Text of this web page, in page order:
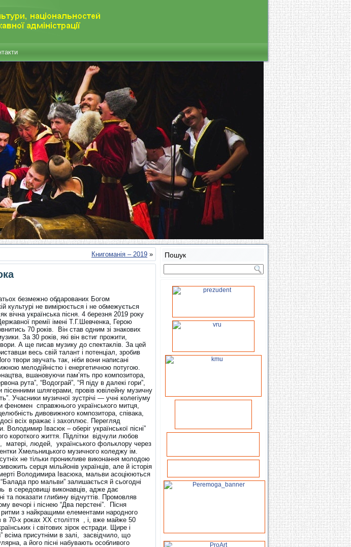
Книгоманія – 2019 »
безмежно обдарованих Богом
культурі не вимірюється і не обмежується
вічна українська пісня. 4 березня 2019 року
премії імені Т.Г.Шевченка, Герою
70 років. Він став одним зі знакових
За 30 років, які він встиг прожити,
А ще писав музику до спектаклів. За цей
весь свій талант і потенціал, зробив
твори звучать так, ніби вони написані
мелодійністю і енергетичною потугою.
вшановуючи пам’ять про композитора,
рута”, “Водограй”, “Я піду в далекі гори”,
пісенними шлягерами, провів ювілейну музичну
Учасники музичної зустрічі — учні колегіуму
справжнього українського митця,
дивовижного композитора, співака,
всіх вражає і захоплює. Перегляд
Володимир Івасюк – оберіг української пісні”
короткого життя. Підлітки відчули любов
матері, людей, українського фольклору через
Хмельницького музичного коледжу ім.
не тільки проникливе виконання молодою
серця мільйонів українців, але й історія
Володимира Івасюка, мальви асоціюються
про мальви” залишається й сьогодні
в середовищі виконавців, адже дає
та показати глибину відчуттів. Промовляв
вечорі і піснею “Два перстені”. Пісня
ритми з найкращими елементами народного
в 70-х роках XX століття , і, вже майже 50
і світових зірок естради. Щире і
всіма присутніми в залі, засвідчило, що
а його пісні набувають особливого
Пошук